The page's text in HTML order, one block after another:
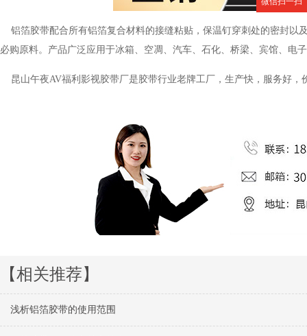
铝箔胶带配合所有铝箔复合材料的接缝粘贴，保温钉穿刺处的密封以
必购原料。产品广泛应用于冰箱、空凋、汽车、石化、桥梁、宾馆、电
昆山午夜AV福利影视胶带厂是胶带行业老牌工厂，生产快，服务好，
【相关推荐】
浅析铝箔胶带的使用范围